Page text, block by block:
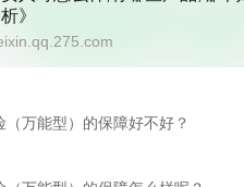
》
万能型）的保障好不好？